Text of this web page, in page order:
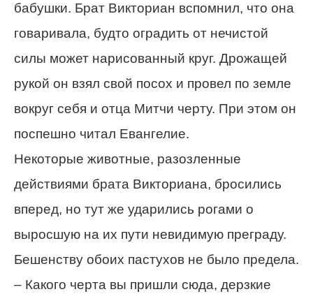
бабушки. Брат Викториан вспомнил, что она
говаривала, будто оградить от нечистой
силы может нарисованный круг. Дрожащей
рукой он взял свой посох и провел по земле
вокруг себя и отца Митчи черту. При этом он
поспешно читал Евангелие.
Некоторые животные, разозленные
действиями брата Викториана, бросились
вперед, но тут же ударились рогами о
выросшую на их пути невидимую преграду.
Бешенству обоих пастухов не было предела.
– Какого черта вы пришли сюда, дерзкие